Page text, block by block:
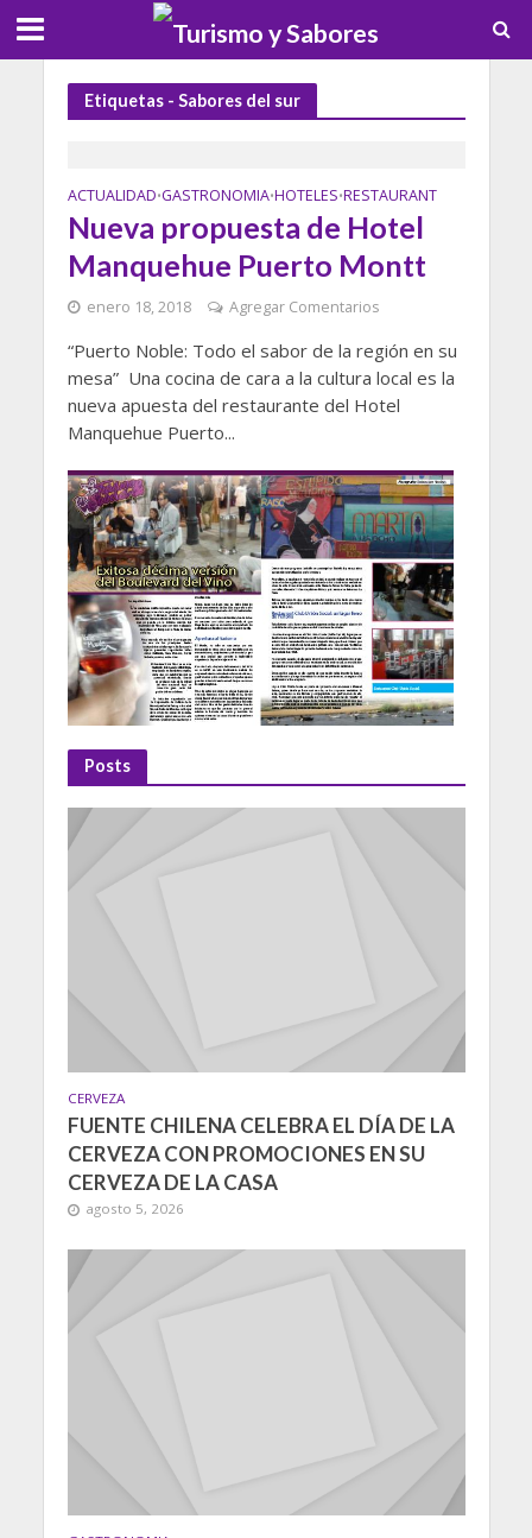
Etiquetas - Sabores del sur
ACTUALIDAD•GASTRONOMIA•HOTELES•RESTAURANT
Nueva propuesta de Hotel
Manquehue Puerto Montt
enero 18, 2018 Agregar Comentarios
“Puerto Noble: Todo el sabor de la región en su
mesa” Una cocina de cara a la cultura local es la
nueva apuesta del restaurante del Hotel
Manquehue Puerto...
Posts
CERVEZA
FUENTE CHILENA CELEBRA EL DÍA DE LA
CERVEZA CON PROMOCIONES EN SU
CERVEZA DE LA CASA
agosto 5, 2026